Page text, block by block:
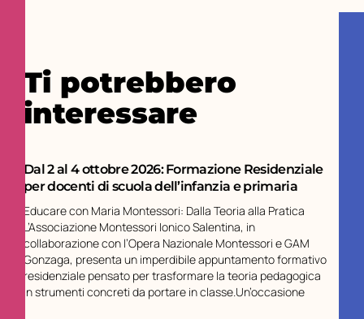
Ti potrebbero
interessare
Dal 2 al 4 ottobre 2026: Formazione Residenziale
per docenti di scuola dell’infanzia e primaria
Educare con Maria Montessori: Dalla Teoria alla Pratica
L’Associazione Montessori Ionico Salentina, in
collaborazione con l’Opera Nazionale Montessori e GAM
Gonzaga, presenta un imperdibile appuntamento formativo
residenziale pensato per trasformare la teoria pedagogica
in strumenti concreti da portare in classe.Un’occasione